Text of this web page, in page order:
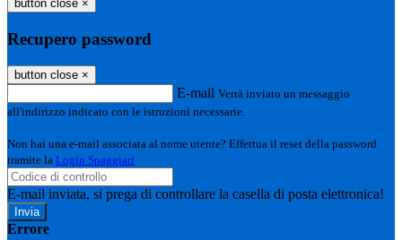
button close ×
Recupero password
button close ×
E-mail Verrà inviato un messaggio
all'indirizzo indicato con le istruzioni necessarie.
Non hai una e-mail associata al nome utente? Effettua il reset della password
tramite la Login Spaggiari
E-mail inviata, si prega di controllare la casella di posta elettronica!
Errore